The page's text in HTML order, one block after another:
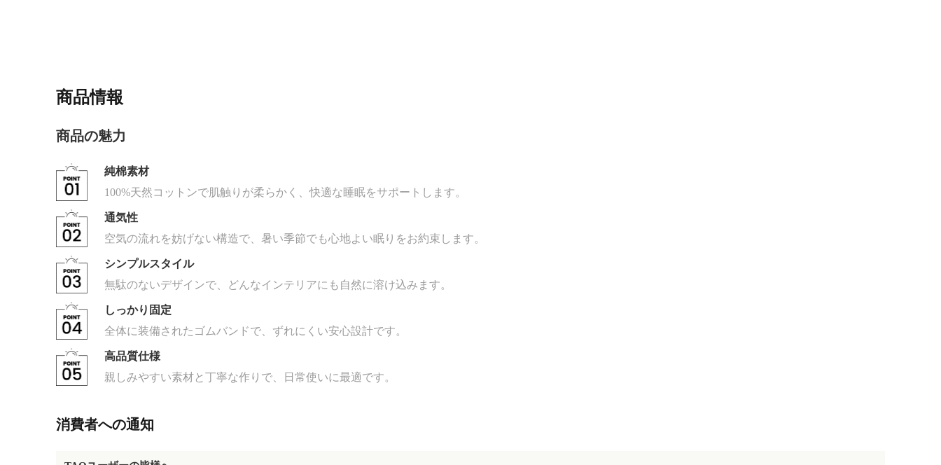
商品情報
商品の魅力
純棉素材
100%天然コットンで肌触りが柔らかく、快適な睡眠をサポートします。
通気性
空気の流れを妨げない構造で、暑い季節でも心地よい眠りをお約束します。
シンプルスタイル
無駄のないデザインで、どんなインテリアにも自然に溶け込みます。
しっかり固定
全体に装備されたゴムバンドで、ずれにくい安心設計です。
高品質仕様
親しみやすい素材と丁寧な作りで、日常使いに最適です。
消費者への通知